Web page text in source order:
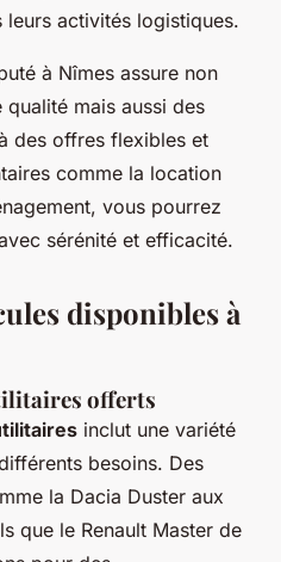
activités logistiques.
à Nîmes assure non
qualité mais aussi des
des offres flexibles et
comme la location
vous pourrez
sérénité et efficacité.
disponibles à
offerts
inclut une variété
besoins. Des
la Dacia Duster aux
que le Renault Master de